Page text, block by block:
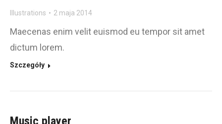
Illustrations 2 maja 2014
Maecenas enim velit euismod eu tempor sit amet
dictum lorem.
Szczegóły
Music player